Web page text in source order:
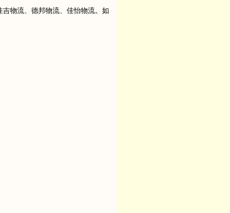
物流、德邦物流、佳怡物流。如